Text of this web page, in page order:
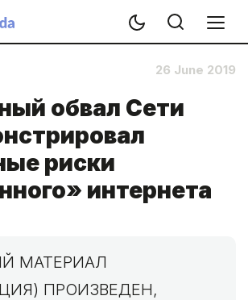
26 June 2019
обвал Сети
риски
интернета
МАТЕРИАЛ
ПРОИЗВЕДЕН,